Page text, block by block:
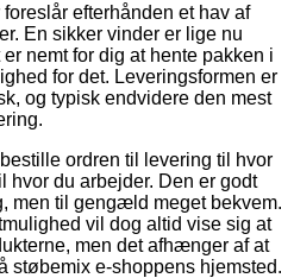
efterhånden et hav af
En sikker vinder er lige nu
nemt for dig at hente pakken i
for det. Leveringsformen er
og typisk endvidere den mest
ordren til levering til hvor
hvor du arbejder. Den er godt
men til gengæld meget bekvem.
vil dog altid vise sig at
men det afhænger af at
støbemix e-shoppens hjemsted.